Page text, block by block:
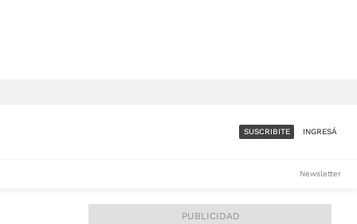
ACCESO FULL - $1.800/MES
SUSCRIBITE INGRESÁ
Newsletter